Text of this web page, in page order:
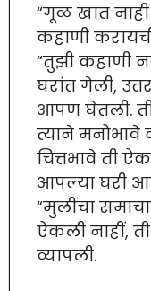
“गूळ खात नाही
कहाणी
“तुझी कहाणी
घरांत गेली,
आपण घेतलीं.
त्याने
चित्तभावे ती
आपल्या घरी
“मुलींचा
ऐकली नाहीं, ती
व्यापली.